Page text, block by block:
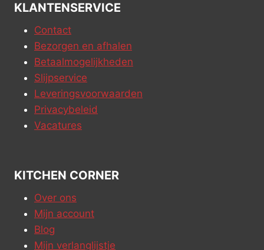
KLANTENSERVICE
Contact
Bezorgen en afhalen
Betaalmogelijkheden
Slijpservice
Leveringsvoorwaarden
Privacybeleid
Vacatures
KITCHEN CORNER
Over ons
Mijn account
Blog
Mijn verlanglijstje